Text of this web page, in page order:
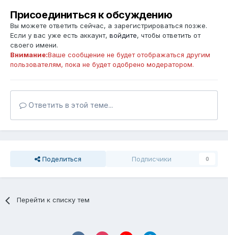
Присоединиться к обсуждению
Вы можете ответить сейчас, а зарегистрироваться позже.
Если у вас уже есть аккаунт, войдите, чтобы ответить от
своего имени.
Внимание:Ваше сообщение не будет отображаться другим
пользователям, пока не будет одобрено модератором.
Ответить в этой теме...
Поделиться Подписчики 0
Перейти к списку тем